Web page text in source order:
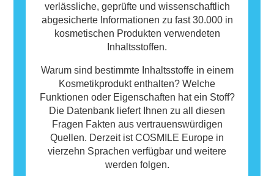
verlässliche, geprüfte und wissenschaftlich
abgesicherte Informationen zu fast 30.000 in
kosmetischen Produkten verwendeten
Inhaltsstoffen.
Warum sind bestimmte Inhaltsstoffe in einem
Kosmetikprodukt enthalten? Welche
Funktionen oder Eigenschaften hat ein Stoff?
Die Datenbank liefert Ihnen zu all diesen
Fragen Fakten aus vertrauenswürdigen
Quellen. Derzeit ist COSMILE Europe in
vierzehn Sprachen verfügbar und weitere
werden folgen.